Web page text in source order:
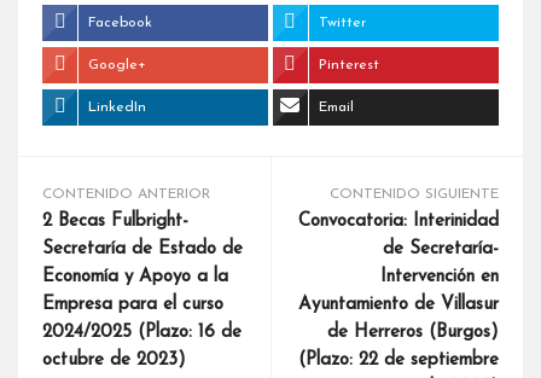
Facebook Twitter
Google+ Pinterest
LinkedIn Email
CONTENIDO ANTERIOR
2 Becas Fulbright-
Secretaría de Estado de
Economía y Apoyo a la
Empresa para el curso
2024/2025 (Plazo: 16 de
octubre de 2023)
CONTENIDO SIGUIENTE
Convocatoria: Interinidad
de Secretaría-
Intervención en
Ayuntamiento de Villasur
de Herreros (Burgos)
(Plazo: 22 de septiembre